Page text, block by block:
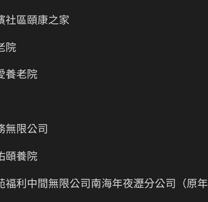
社區頤康之家
院
養老院
無限公司
頤養院
福利中間無限公司南海年夜瀝分公司（原年